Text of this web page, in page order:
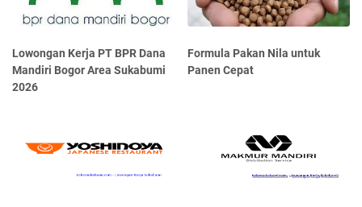
Lowongan Kerja PT BPR Dana
Mandiri Bogor Area Sukabumi
2026
Formula Pakan Nila untuk
Panen Cepat